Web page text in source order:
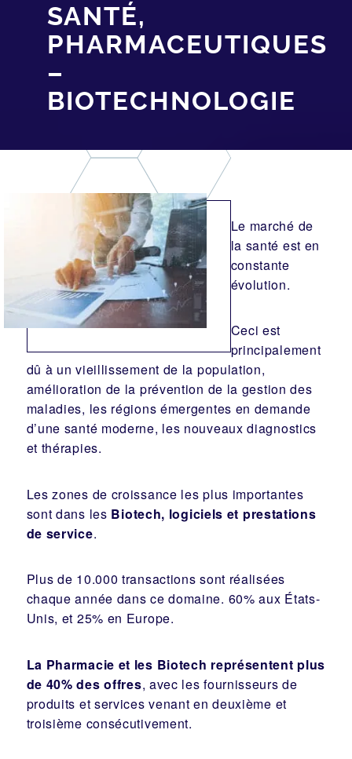
SANTÉ,
PHARMACEUTIQUES
–
BIOTECHNOLOGIE
Le marché de
la santé est en
constante
évolution.
Ceci est
principalement
dû à un vieillissement de la population,
amélioration de la prévention de la gestion des
maladies, les régions émergentes en demande
d’une santé moderne, les nouveaux diagnostics
et thérapies.
Les zones de croissance les plus importantes
sont dans les Biotech, logiciels et prestations
de service.
Plus de 10.000 transactions sont réalisées
chaque année dans ce domaine. 60% aux États-
Unis, et 25% en Europe.
La Pharmacie et les Biotech représentent plus
de 40% des offres, avec les fournisseurs de
produits et services venant en deuxième et
troisième consécutivement.